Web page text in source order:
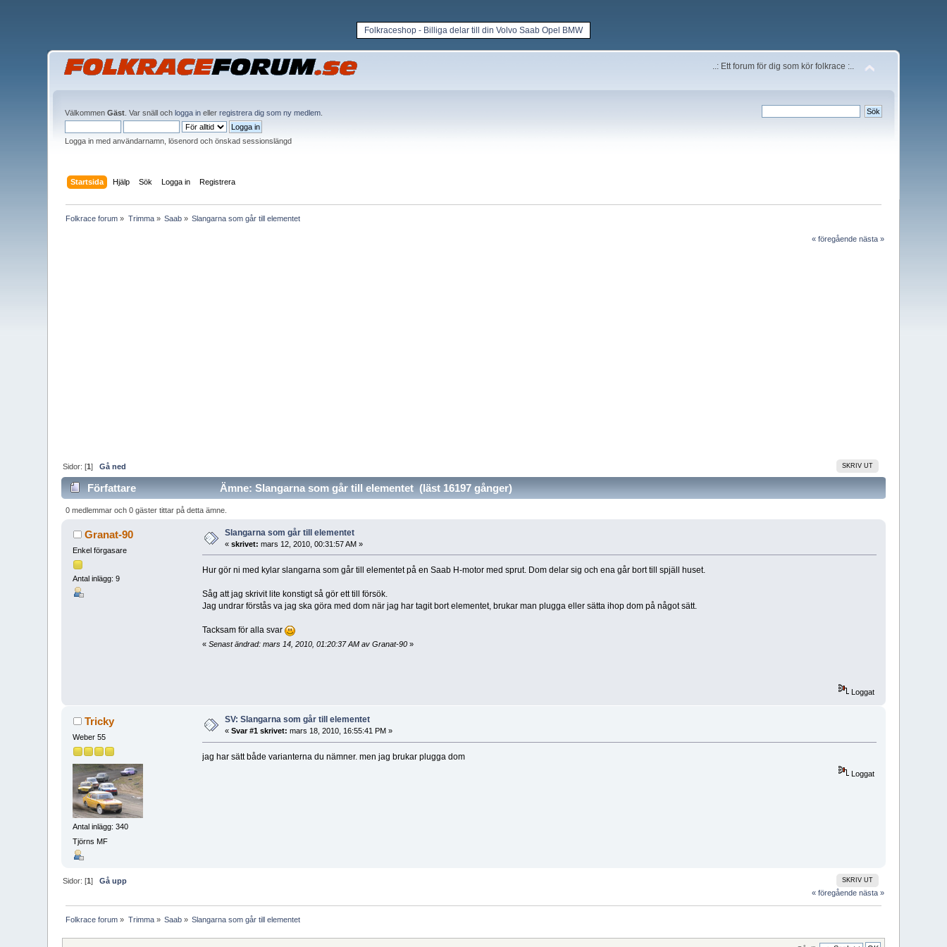
Folkraceshop - Billiga delar till din Volvo Saab Opel BMW
..: Ett forum för dig som kör folkrace :..
VälkommenGäst . Var snäll ochlogga in ellerregistrera dig som ny medlem
Logga in med användarnamn, lösenord och önskad sessionslängd
Startsida Hjälp Sök Logga in Registrera
Folkrace forum » Trimma» Saab » Slangarna som går till elementet
« föregående nästa »
SKRIV UT
Sidor: [1]Gå ned
Författare Ämne: Slangarna som går till elementet (läst 16197 gånger)
0 medlemmar och 0 gäster tittar på detta ämne.
Granat-90
Enkel förgasare
Antal inlägg: 9
Slangarna som går till elementet
«skrivet: mars 12, 2010, 00:31:57 AM »
Hur gör ni med kylar slangarna som går till elementet på en Saab H-motor med sprut. Dom delar sig och ena går bort till spjäll huset.
Såg att jag skrivit lite konstigt så gör ett till försök.
Jag undrar förstås va jag ska göra med dom när jag har tagit bort elementet, brukar man plugga eller sätta ihop dom på något sätt.
Tacksam för alla svar
« Senast ändrad: mars 14, 2010, 01:20:37 AM av Granat-90»
Loggat
Tricky
Weber 55
Antal inlägg: 340
Tjörns MF
SV: Slangarna som går till elementet
«Svar #1 skrivet: mars 18, 2010, 16:55:41 PM »
jag har sätt både varianterna du nämner. men jag brukar plugga dom
Loggat
SKRIV UT
Sidor: [1]Gå upp
« föregående nästa »
Folkrace forum » Trimma» Saab » Slangarna som går till elementet